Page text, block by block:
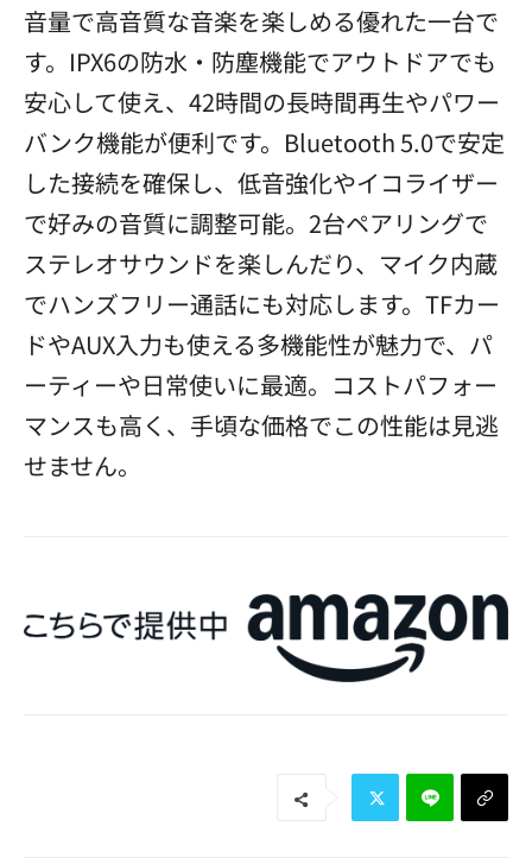
音量で高音質な音楽を楽しめる優れた一台で
す。IPX6の防水・防塵機能でアウトドアでも
安心して使え、42時間の長時間再生やパワー
バンク機能が便利です。Bluetooth 5.0で安定
した接続を確保し、低音強化やイコライザー
で好みの音質に調整可能。2台ペアリングで
ステレオサウンドを楽しんだり、マイク内蔵
でハンズフリー通話にも対応します。TFカー
ドやAUX入力も使える多機能性が魅力で、パ
ーティーや日常使いに最適。コストパフォー
マンスも高く、手頃な価格でこの性能は見逃
せません。